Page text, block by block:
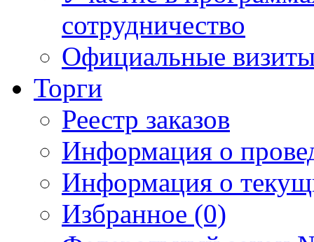
сотрудничество
Официальные
Торги
Реестр заказов
Информация о
Информация о
Избранное (0)